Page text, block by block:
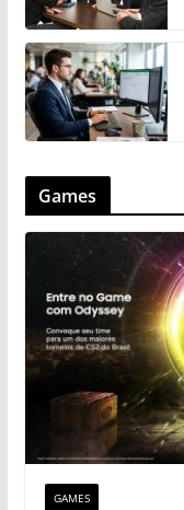
Games
GAMES